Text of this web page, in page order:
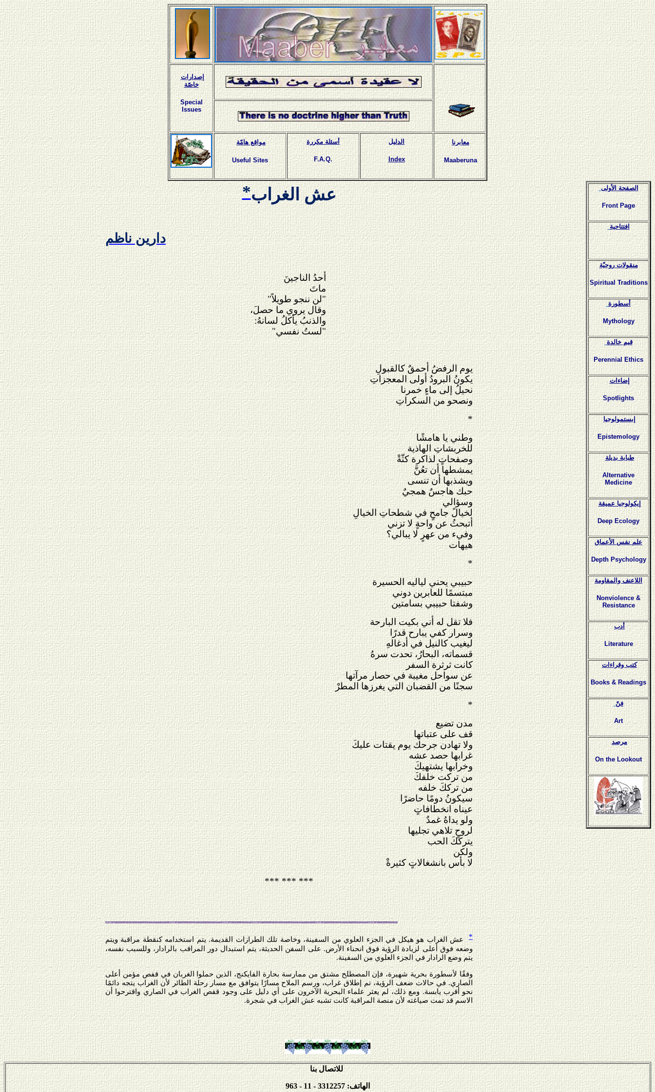
إصدارات
خاصّة
Special
Issues
مواقع هامّة
Useful Sites
أسئلة مكررة
F.A.Q.
الدليل
Index
معابرنا
Maaberuna
عش الغراب*
دارين ناظم
أحدُ الناجينَ
ماتَ
"لن ننجو طويلاً"
وقال يروي ما حصلَ،
والذنبُ يأكلُ لسانهُ:
"لستُ نفسي"
يوم الرفضُ أحمقٌ كالقبولِ
يكونُ البرودُ أولى المعجزاتِ
نحيلُ إلى ماءٍ خمرنا
ونصحو من السكراتِ
*
وطني يا هامشًا
للخربشاتِ الهاذية
وصفحاتٍ لذاكرة كثّةْ
يمشطها أن تعُنَّ
ويشذبها أن تنسى
حبك هاجسٌ همجيٌ
وسؤالي
لخيالً جامحٍ في شطحاتِ الخيالِ
أتبحثُ عن واحةٍ لا تزني
وفيء من عهرٍ لا يبالي؟
هيهات
*
حبيبي يحني لياليه الحسيرة
مبتسمًا للعابرين دوني
وشفتا حبيبي بسامتين
فلا تقل له أني بكيت البارحة
وسرار كفي يبارح قدرًا
ليغيب كالنيل في أدغالهِ
قسماته، البحارُ، تحدت سرهُ
كانت ثرثرة السفر
عن سواحل مغيبة في حصار مرآتها
سجنًا من القضبان التي يغرزها المطرْ
*
مدن تضيع
قف على عتباتها
ولا تهادن جرحك يوم يقتات عليكَ
غرابها حصد عشه
وخرابها يشتهيكَ
من تركت خلفكَ
من ترككَ خلفه
سيكونُ دومًا حاضرًا
عيناه انخطافاتٍ
ولو يداهُ غمدٌ
لروحٍ تلاهي تجليها
يترككَ الحب
ولكن
لا بأس بانشغالاتٍ كثيرةْ
*** *** ***
*
عش الغراب هو هيكل في الجزء العلوي من السفينة، وخاصة تلك الطرازات القديمة. يتم استخدامه كنقطة مراقبة ويتم
وضعه فوق أعلى لزيادة الرؤية فوق انحناء الأرض. على السفن الحديثة، يتم استبدال دور المراقب بالرادار، وللسبب نفسه،
يتم وضع الرادار في الجزء العلوي من السفينة.
وفقًا لأسطورة بحرية شهيرة، فإن المصطلح مشتق من ممارسة بحارة الفايكنج، الذين حملوا الغربان في قفص مؤمن أعلى
الصاري. في حالات ضعف الرؤية، تم إطلاق غراب، ورسم الملاح مسارًا يتوافق مع مسار رحلة الطائر لأن الغراب يتجه دائمًا
نحو أقرب يابسة. ومع ذلك، لم يعثر علماء البحرية الآخرون على أي دليل على وجود قفص الغراب في الصاري واقترحوا أن
الاسم قد تمت صياغته لأن منصة المراقبة كانت تشبه عش الغراب في شجرة.
الصفحة الأولى
Front Page
افتتاحية
منقولات روحيّة
Spiritual Traditions
أسطورة
Mythology
قيم خالدة
Perennial Ethics
إضاءات
Spotlights
إبستمولوجيا
Epistemology
طبابة بديلة
Alternative
Medicine
إيكولوجيا عميقة
Deep Ecology
علم نفس الأعماق
Depth Psychology
اللاعنف والمقاومة
Nonviolence &
Resistance
أدب
Literature
كتب وقراءات
Books & Readings
فنّ
Art
مرصد
On the Lookout
للاتصال بنا
الهاتف: 3312257 - 11 - 963